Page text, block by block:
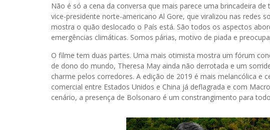
Não é só a cena da conversa que mais parece uma brincadeira
vice-presidente norte-americano Al Gore, que viralizou nas redes
mostra o quão deslocado o País está. São todos os aspectos
emergências climáticas. Somos párias, motivo de piada e
O filme tem duas partes. Uma mais otimista mostra um fórum
de dono do mundo, Theresa May ainda não derrotada e um
charme pelos corredores. A edição de 2019 é mais melancólica e
comercial entre Estados Unidos e China já deflagrada e com
cenário, a presença de Bolsonaro é um constrangimento para